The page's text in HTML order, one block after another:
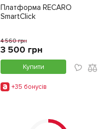
Платформа RECARO
SmartClick
4 560 грн
3 500 грн
Купити
+35 бонусiв